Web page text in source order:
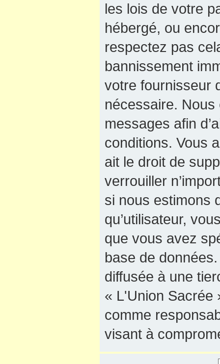
les lois de votre
hébergé, ou
respectez pas
bannissement
votre fournisseur
nécessaire. Nous
messages afin
conditions. Vous
ait le droit de
verrouiller
si nous estimons
qu’utilisateur,
que vous avez
base de
diffusée à une
« L'Union Sacrée
comme
visant à